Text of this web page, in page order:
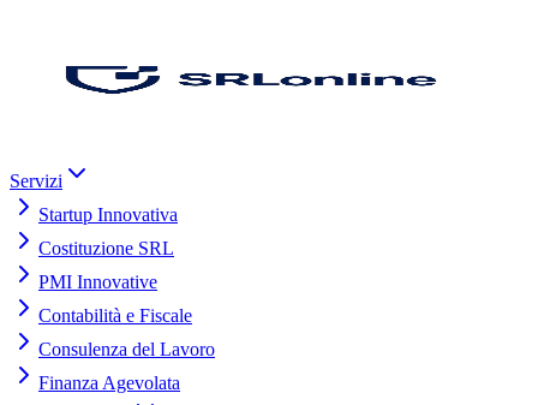
Servizi
Startup Innovativa
Costituzione SRL
PMI Innovative
Contabilità e Fiscale
Consulenza del Lavoro
Finanza Agevolata